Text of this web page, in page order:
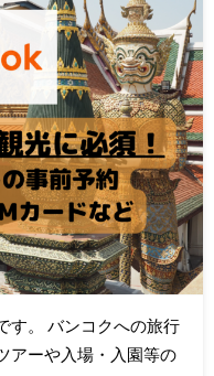
す。 バンコクへの旅行
アーや入場・入園等の